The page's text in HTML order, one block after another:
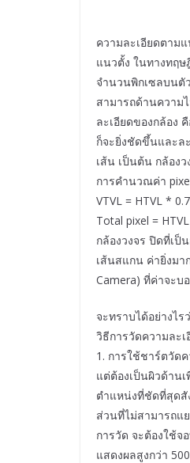
ความละเอียดตาม
แนวตั้ง ในทางทฤษ
จำนวนพิกเซลบนตั
สามารถด้านความ
ละเอียดของกล้อง
ก็จะยิ่งชัดขึ้นและล
เส้น เป็นต้น กล้อง
การคำนวณค่า
VTVL = HTVL *
Total pixel =
กล้องวงจร ปิดที่เป็
เส้นสแกน ค่ายิ่งม
Camera) ที่ค่าจะบ
จะทราบได้อย่างไ
วิธีการวัดความละ
1. การใช้ชาร์ตวัด
แต่ต้องเป็นผิวด้าน
ตำแหน่งที่ชัดที่สุดสั
ส่วนที่ไม่สามารถแ
การวัด จะต้องใช้จ
แสดงผลสูงกว่า